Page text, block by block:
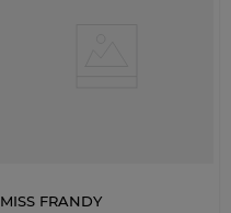
MISS FRANDY